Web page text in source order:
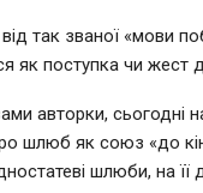
так званої «мови
поступка чи жест
авторки, сьогодні
шлюб як союз «до
шлюби, на